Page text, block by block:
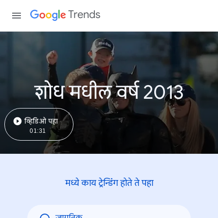
Trends
शोध मधील वर्ष 2013
व्हिडिओ पहा
01:31
मध्ये काय ट्रेन्डिंंग होते ते पहा